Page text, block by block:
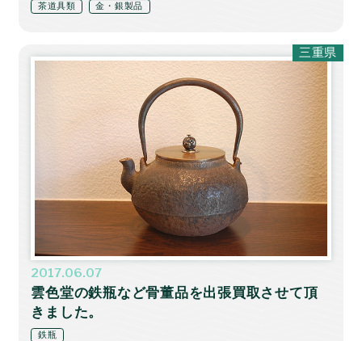
茶道具類 金・銀製品
2017.06.07
雲色堂の鉄瓶など骨董品を出張買取させて頂
きました。
鉄瓶
三重県